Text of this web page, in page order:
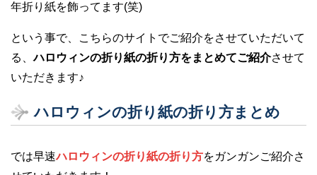
年折り紙を飾ってます(笑)
という事で、こちらのサイトでご紹介をさせていただいて
る、ハロウィンの折り紙の折り方をまとめてご紹介させて
いただきます♪
ハロウィンの折り紙の折り方まとめ
では早速ハロウィンの折り紙の折り方をガンガンご紹介さ